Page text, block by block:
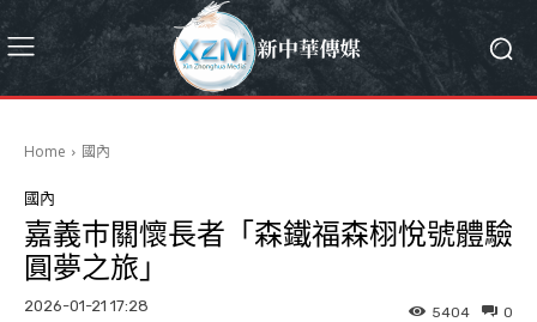
Home 國內
國內
嘉義巿關懷長者「森鐵福森栩悅號體驗
圓夢之旅」
2026-01-21 17:28 0
5404